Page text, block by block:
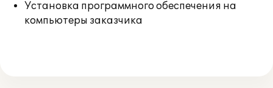
Установка программного обеспечения на
компьютеры заказчика